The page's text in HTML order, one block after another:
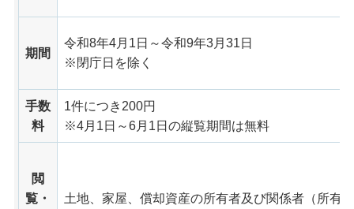
期間
令和8年4月1日～令和9年3月31日
※閉庁日を除く
手数
料
1件につき200円
※4月1日～6月1日の縦覧期間は無料
閲
覧・
土地、家屋、償却資産の所有者及び関係者（所有者